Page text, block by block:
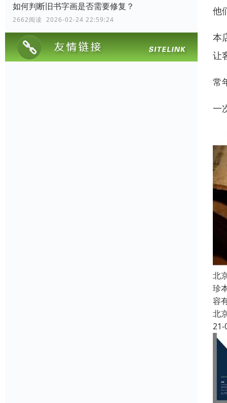
如何判断旧书字画是否需要修复？
2662阅读 2026-02-24 22:59:24
他
本
让
常
一
北
珍
容
北
21-